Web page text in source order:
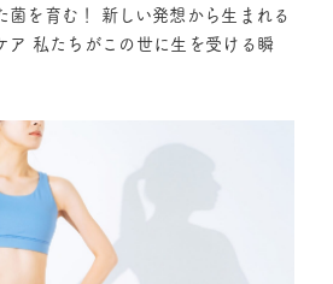
菌を育む！ 新しい発想から生まれる
ア 私たちがこの世に生を受ける瞬